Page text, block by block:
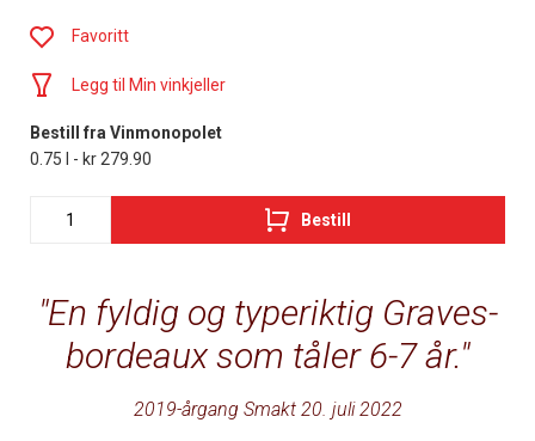
En fyldig og typeriktig Graves-
bordeaux som tåler 6-7 år.
2019-årgang Smakt 20. juli 2022
Favoritt
Legg til Min vinkjeller
Bestill fra Vinmonopolet
0.75 l - kr 279.90
Bestill